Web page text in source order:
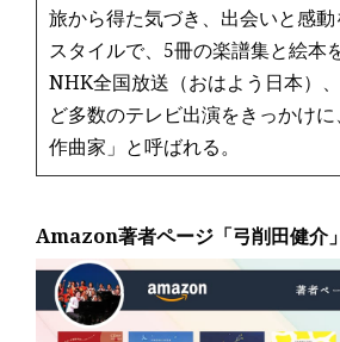
旅から得た気づき、出会いと感
スタイルで、5冊の楽譜集と絵本
NHK全国放送（おはよう日本）
ど多数のテレビ出演をきっかけ
作曲家」と呼ばれる。
Amazon著者ページ「弓削田健介」